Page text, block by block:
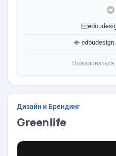
Дизайн и Брендинг
Greenlife